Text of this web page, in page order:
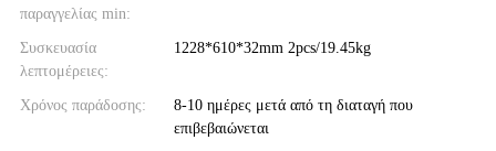
παραγγελίας min:
Συσκευασία
λεπτομέρειες:
1228*610*32mm 2pcs/19.45kg
Χρόνος παράδοσης:
8-10 ημέρες μετά από τη διαταγή που
επιβεβαιώνεται